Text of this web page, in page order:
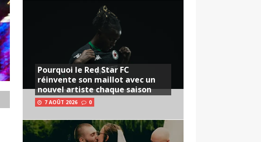
Pourquoi le Red Star FC
réinvente son maillot avec un
nouvel artiste chaque saison
7 AOÛT 2026 0